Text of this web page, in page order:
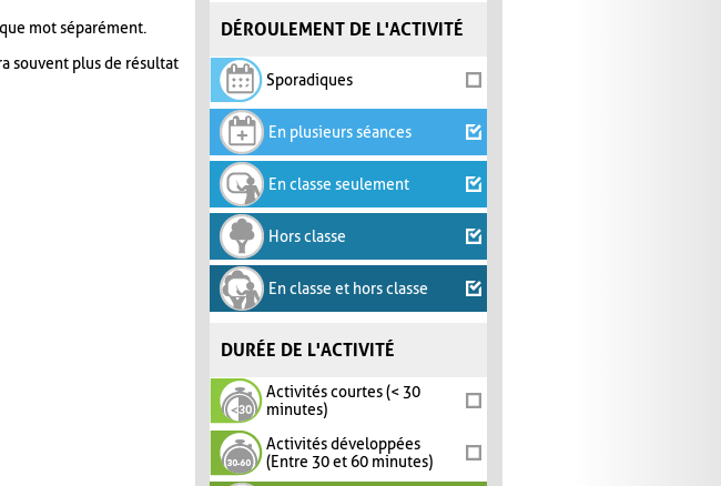
DÉROULEMENT DE L'ACTIVITÉ
Sporadiques
En plusieurs séances
En classe seulement
Hors classe
En classe et hors classe
DURÉE DE L'ACTIVITÉ
Activités courtes (< 30
minutes)
Activités développées
(Entre 30 et 60 minutes)
mot séparément.
souvent plus de résultat